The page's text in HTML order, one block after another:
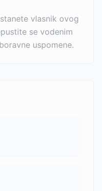
vlasnik ovog
se vodenim
uspomene.